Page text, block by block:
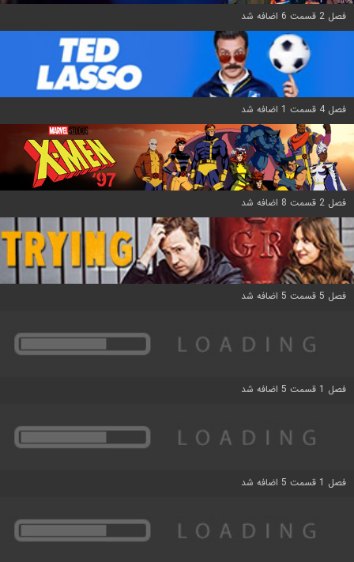
فصل 2 قسمت 6 اضافه شد
فصل 4 قسمت 1 اضافه شد
فصل 2 قسمت 8 اضافه شد
فصل 5 قسمت 5 اضافه شد
فصل 1 قسمت 5 اضافه شد
فصل 1 قسمت 5 اضافه شد